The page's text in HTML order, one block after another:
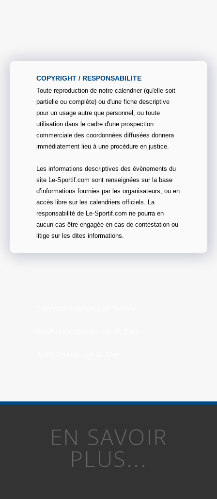
COPYRIGHT / RESPONSABILITE
Toute reproduction de notre calendrier (qu'elle soit
partielle ou complète) ou d'une fiche descriptive
pour un usage autre que personnel, ou toute
utilisation dans le cadre d'une prospection
commerciale des coordonnées diffusées donnera
immédiatement lieu à une procédure en justice.
Les informations descriptives des évènements du
site Le-Sportif.com sont renseignées sur la base
d’informations fournies par les organisateurs, ou en
accès libre sur les calendriers officiels. La
responsabilité de Le-Sportif.com ne pourra en
aucun cas être engagée en cas de contestation ou
litige sur les dites informations.
EN SAVOIR
PLUS...